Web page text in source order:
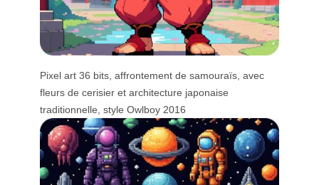
Pixel art 36 bits, affrontement de samouraïs, avec
fleurs de cerisier et architecture japonaise
traditionnelle, style Owlboy 2016